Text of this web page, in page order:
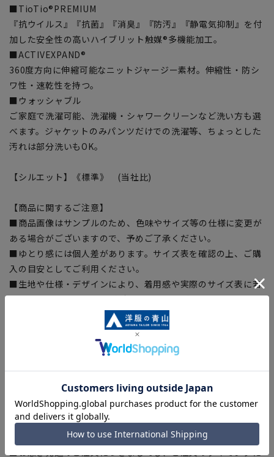
■TioTio®PREMIUM
『抗ウイルス』『抗菌』『消臭』『防汚』『静電気抑制』を付
加した安全性の高いハイブリット触媒®多機能加工。
■ACTIVEXPAND®
360度方向に伸縮可能なニットジャージー素材。伸縮性・防シ
ワ性・速乾性を持つ。
■ウォッシャブル
ご家庭で洗濯可能、洗濯機・シャワークリーンなど洗い方も選
べます。ジャケットのみパンツだけでの洗濯等、ちょっとした
汚れは部分洗いもOK。
【シルエット】《標準》 (当社比)
【商品に関するご注意】
■商品画像はサンプルのため、色味やサイズ等の仕様に変更が
ある場合がございますので、予めご了承ください。
■ゆとり感には個人差があります。サイズ表を確認の上、ご購
入の目安としてご利用ください。
■生地や仕様・デザインにより、着用感や実際のサイズ表に若
干の誤差が生じる場合がございます。予めご了承ください。
■サイズスペックは仕上がりサイズを記載しております。一
部、商品現物におすすめサイズ(ヌードサイズ)を記載している
■ブラウザやお使いのモニター環境、また撮影時の室内外の光
加減により、実際の商品と掲載画像の色味が異なる場合がござ
■店舗や各モールサイトと商品在庫を共有しております関係
上、ご注文いただいたタイミングにより欠品が発生し、ご注文
を完了できない場合がございます。予めご了承ください。